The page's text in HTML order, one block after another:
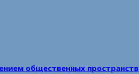
общественных пространств